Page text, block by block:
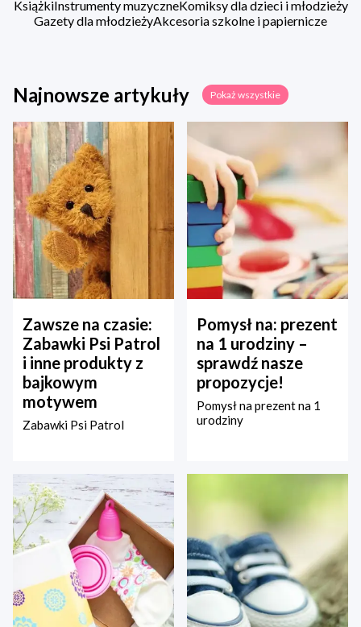
KsiążkiInstrumenty muzyczneKomiksy dla dzieci i młodzieży
Gazety dla młodzieżyAkcesoria szkolne i papiernicze
Najnowsze artykuły Pokaż wszystkie
Zawsze na czasie:
Zabawki Psi Patrol
i inne produkty z
bajkowym
motywem
Zabawki Psi Patrol
Pomysł na: prezent
na 1 urodziny –
sprawdź nasze
propozycje!
Pomysł na prezent na 1
urodziny